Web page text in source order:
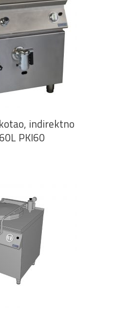
VIŠE
indirektno
PKI60
VIŠE